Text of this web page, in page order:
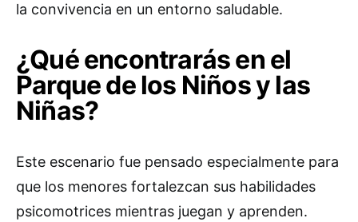
la convivencia en un entorno saludable.
¿Qué encontrarás en el
Parque de los Niños y las
Niñas?
Este escenario fue pensado especialmente para
que los menores fortalezcan sus habilidades
psicomotrices mientras juegan y aprenden.